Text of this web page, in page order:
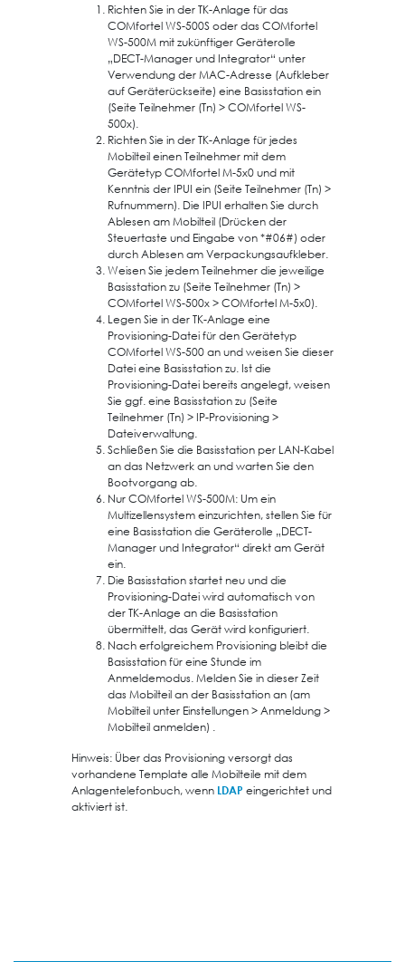
Richten Sie in der TK-Anlage für das
COMfortel WS-500S oder das COMfortel
WS-500M mit zukünftiger Geräterolle
„DECT-Manager und Integrator“ unter
Verwendung der MAC-Adresse (Aufkleber
auf Geräterückseite) eine Basisstation ein
(Seite Teilnehmer (Tn) > COMfortel WS-
500x).
Richten Sie in der TK-Anlage für jedes
Mobilteil einen Teilnehmer mit dem
Gerätetyp COMfortel M-5x0 und mit
Kenntnis der IPUI ein (Seite Teilnehmer (Tn) >
Rufnummern). Die IPUI erhalten Sie durch
Ablesen am Mobilteil (Drücken der
Steuertaste und Eingabe von *#06#) oder
durch Ablesen am Verpackungsaufkleber.
Weisen Sie jedem Teilnehmer die jeweilige
Basisstation zu (Seite Teilnehmer (Tn) >
COMfortel WS-500x > COMfortel M-5x0).
Legen Sie in der TK-Anlage eine
Provisioning-Datei für den Gerätetyp
COMfortel WS-500 an und weisen Sie dieser
Datei eine Basisstation zu. Ist die
Provisioning-Datei bereits angelegt, weisen
Sie ggf. eine Basisstation zu (Seite
Teilnehmer (Tn) > IP-Provisioning >
Dateiverwaltung.
Schließen Sie die Basisstation per LAN-Kabel
an das Netzwerk an und warten Sie den
Bootvorgang ab.
Nur COMfortel WS-500M: Um ein
Multizellensystem einzurichten, stellen Sie für
eine Basisstation die Geräterolle „DECT-
Manager und Integrator“ direkt am Gerät
ein.
Die Basisstation startet neu und die
Provisioning-Datei wird automatisch von
der TK-Anlage an die Basisstation
übermittelt, das Gerät wird konfiguriert.
Nach erfolgreichem Provisioning bleibt die
Basisstation für eine Stunde im
Anmeldemodus. Melden Sie in dieser Zeit
das Mobilteil an der Basisstation an (am
Mobilteil unter Einstellungen > Anmeldung >
Mobilteil anmelden) .
Hinweis: Über das Provisioning versorgt das
vorhandene Template alle Mobilteile mit dem
Anlagentelefonbuch, wenn LDAP eingerichtet und
aktiviert ist.